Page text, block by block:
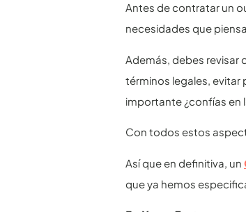
Antes de contratar un
necesidades que
Además, debes revisar
términos legales,
importante ¿confías en
Con todos estos
Así que en definitiva, un
que ya hemos